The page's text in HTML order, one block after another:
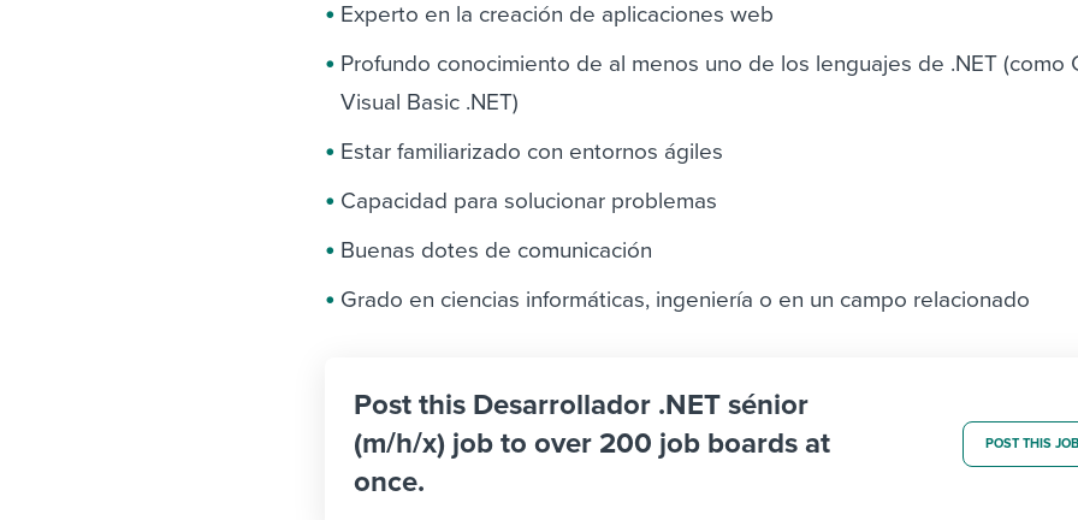
Experto en la creación de aplicaciones web
Profundo conocimiento de al menos uno de los lenguajes de .NET (como
Visual Basic .NET)
Estar familiarizado con entornos ágiles
Capacidad para solucionar problemas
Buenas dotes de comunicación
Grado en ciencias informáticas, ingeniería o en un campo relacionado
Post this Desarrollador .NET sénior
(m/h/x) job to over 200 job boards at
once.
POST THIS